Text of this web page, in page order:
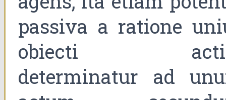
passiva a ratione
obiecti
determinatur ad